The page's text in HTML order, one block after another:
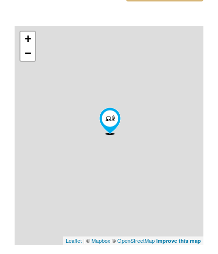
+
−
Leaflet | ©Mapbox ©OpenStreetMap Improve this map